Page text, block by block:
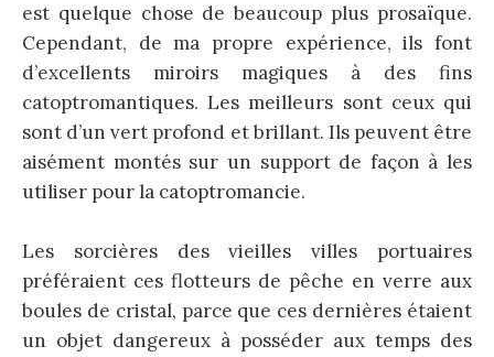
est quelque chose de beaucoup plus prosaïque.
Cependant, de ma propre expérience, ils font
d’excellents miroirs magiques à des fins
catoptromantiques. Les meilleurs sont ceux qui
sont d’un vert profond et brillant. Ils peuvent être
aisément montés sur un support de façon à les
utiliser pour la catoptromancie.
Les sorcières des vieilles villes portuaires
préféraient ces flotteurs de pêche en verre aux
boules de cristal, parce que ces dernières étaient
un objet dangereux à posséder aux temps des